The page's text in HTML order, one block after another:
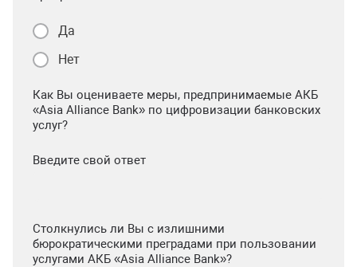
Да
Нет
Как Вы оцениваете меры, предпринимаемые АКБ
«Asia Alliance Bank» по цифровизации банковских
услуг?
Введите свой ответ
Столкнулись ли Вы с излишними
бюрократическими преградами при пользовании
услугами АКБ «Asia Alliance Bank»?